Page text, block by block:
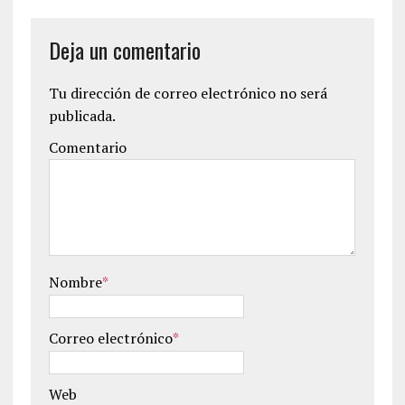
Deja un comentario
Tu dirección de correo electrónico no será
publicada.
Comentario
Nombre*
Correo electrónico*
Web